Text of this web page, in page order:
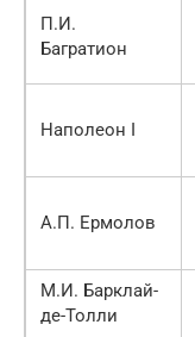
П.И.
Багратион
Наполеон I
А.П. Ермолов
М.И. Барклай-
де-Толли